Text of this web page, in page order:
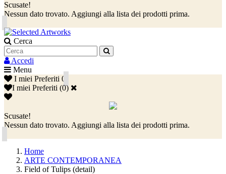
Scusate!
Nessun dato trovato. Aggiungi alla lista dei prodotti prima.
Cerca
Accedi
Menu
I miei Preferiti 0
I miei Preferiti (0)
Scusate!
Nessun dato trovato. Aggiungi alla lista dei prodotti prima.
Home
ARTE CONTEMPORANEA
Field of Tulips (detail)